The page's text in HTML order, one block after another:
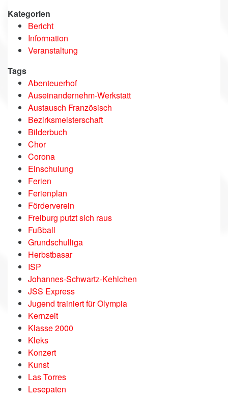
Kategorien
Bericht
Information
Veranstaltung
Tags
Abenteuerhof
Auseinandernehm-Werkstatt
Austausch Französisch
Bezirksmeisterschaft
Bilderbuch
Chor
Corona
Einschulung
Ferien
Ferienplan
Förderverein
Freiburg putzt sich raus
Fußball
Grundschulliga
Herbstbasar
ISP
Johannes-Schwartz-Kehlchen
JSS Express
Jugend trainiert für Olympia
Kernzeit
Klasse 2000
Kleks
Konzert
Kunst
Las Torres
Lesepaten